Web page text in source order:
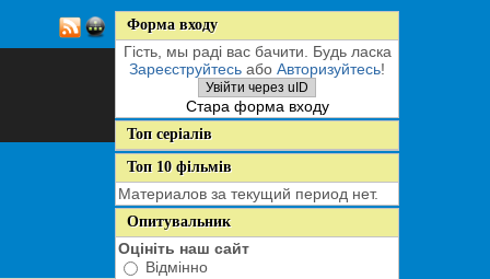
Форма входу
Гість, мы раді вас бачити. Будь ласка
Зареєструйтесь або Авторизуйтесь!
Увійти через uID
Стара форма входу
Топ серіалів
Топ 10 фільмів
Материалов за текущий период нет.
Опитувальник
Оцініть наш сайт
Відмінно